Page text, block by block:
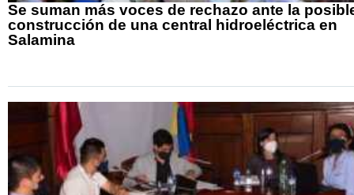
Se suman más voces de rechazo ante la
construcción de una central hidroeléctrica en
Salamina